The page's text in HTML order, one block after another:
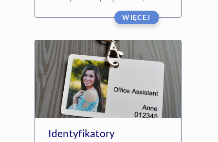
mogą mieć nietypowy kształt,
podpisu, by umieścić na nich
dane właściciela. …
WIĘCEJ
Identyfikatory